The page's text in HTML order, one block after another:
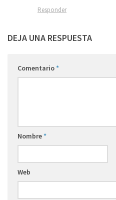
Responder
DEJA UNA RESPUESTA
Comentario*
Nombre*
Web